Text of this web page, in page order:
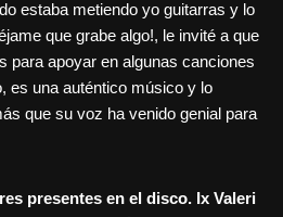
estaba metiendo yo guitarras y lo
que grabe algo!, le invité a que
para apoyar en algunas canciones
es una auténtico músico y lo
que su voz ha venido genial para
presentes en el disco. Ix Valeri